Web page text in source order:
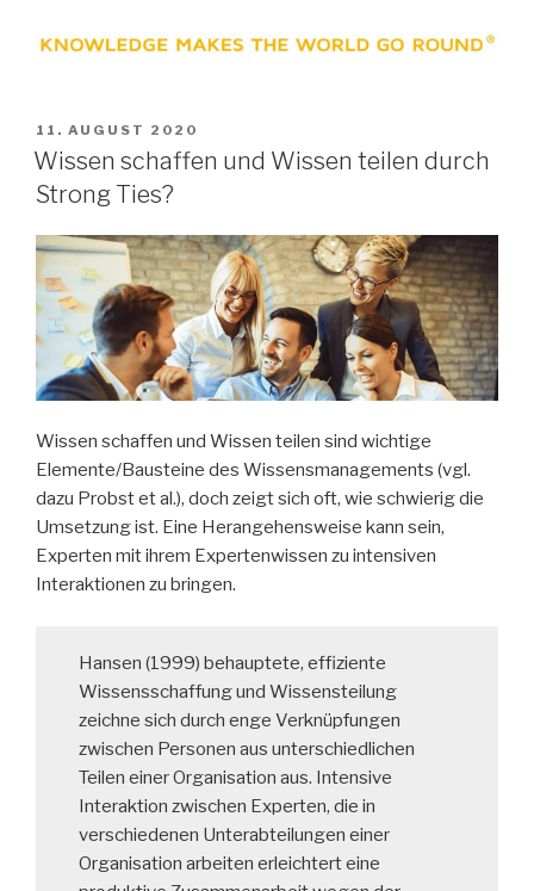
VERÖFFENTLICHT
AM
11. AUGUST 2020
Wissen schaffen und Wissen teilen durch
Strong Ties?
Wissen schaffen und Wissen teilen sind wichtige
Elemente/Bausteine des Wissensmanagements (vgl.
dazu Probst et al.), doch zeigt sich oft, wie schwierig die
Umsetzung ist. Eine Herangehensweise kann sein,
Experten mit ihrem Expertenwissen zu intensiven
Interaktionen zu bringen.
Hansen (1999) behauptete, effiziente
Wissensschaffung und Wissensteilung
zeichne sich durch enge Verknüpfungen
zwischen Personen aus unterschiedlichen
Teilen einer Organisation aus. Intensive
Interaktion zwischen Experten, die in
verschiedenen Unterabteilungen einer
Organisation arbeiten erleichtert eine